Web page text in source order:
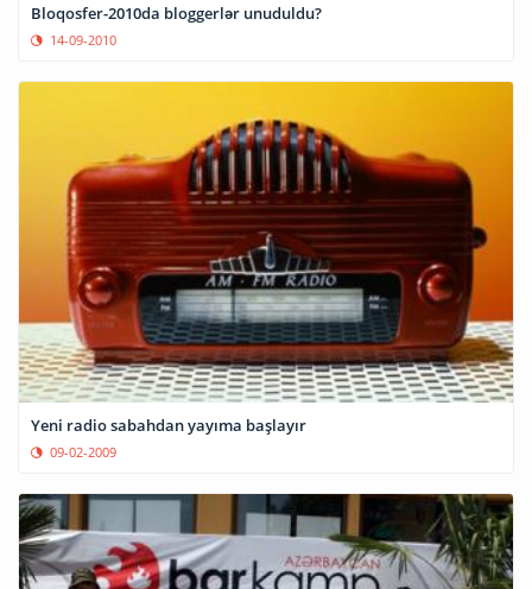
Bloqosfer-2010da bloggerlər unuduldu?
14-09-2010
Yeni radio sabahdan yayıma başlayır
09-02-2009